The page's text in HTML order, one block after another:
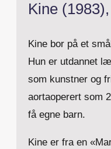
Kine (1983),
Kine bor på et
Hun er utdannet
som kunstner og
aortaoperert som
få egne barn.
Kine er fra en